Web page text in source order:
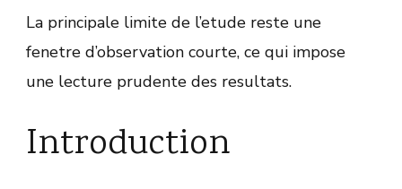
La principale limite de l’etude reste une
fenetre d’observation courte, ce qui impose
une lecture prudente des resultats.
Introduction